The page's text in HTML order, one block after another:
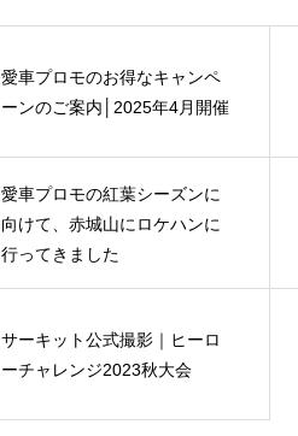
愛車プロモのお得なキャンペ
ーンのご案内│2025年4月開催
愛車プロモの紅葉シーズンに
向けて、赤城山にロケハンに
行ってきました
サーキット公式撮影｜ヒーロ
ーチャレンジ2023秋大会